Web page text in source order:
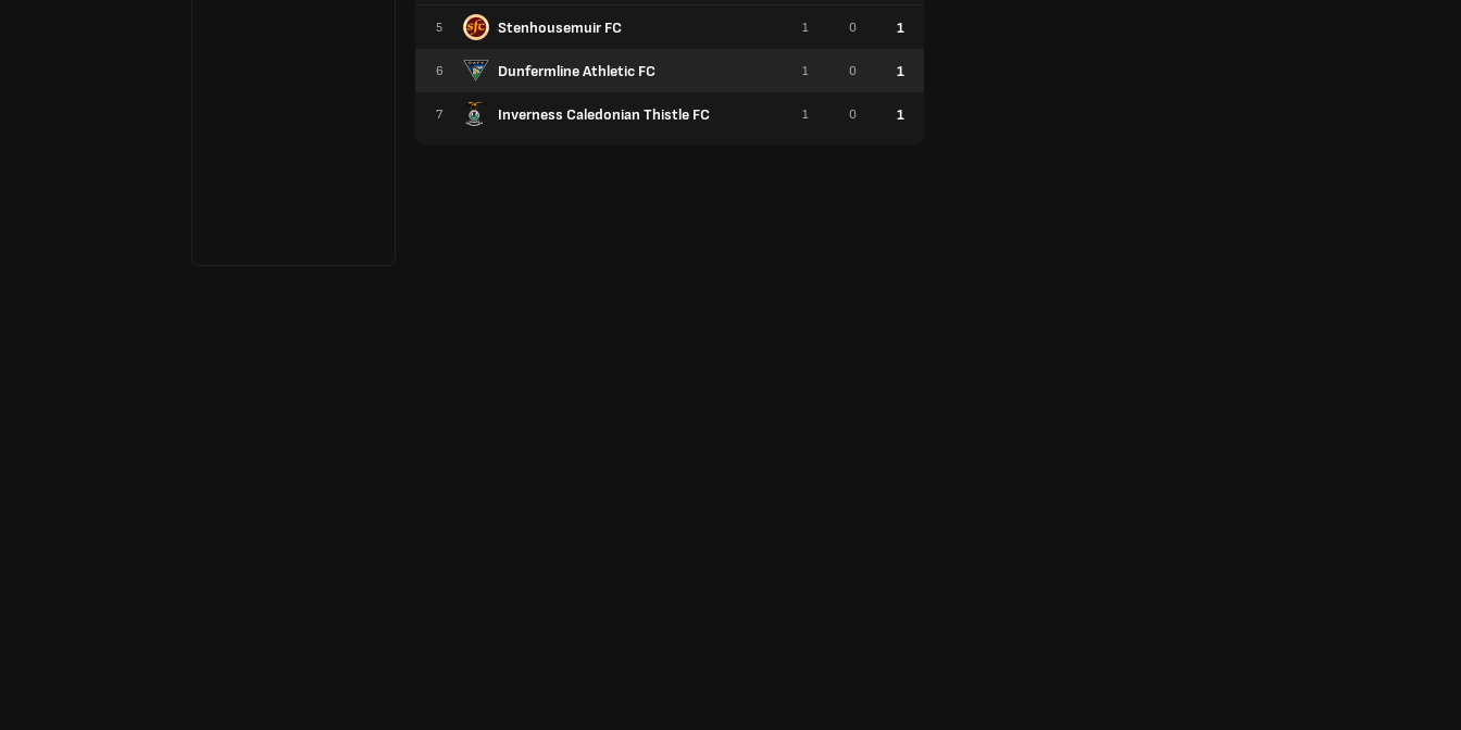
5 Stenhousemuir FC
6 Dunfermline Athletic FC
7 Inverness Caledonian Thistle FC
1 0 1
1 0 1
1 0 1